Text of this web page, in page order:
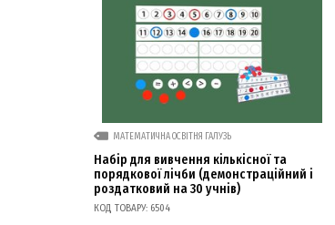
МАТЕМАТИЧНА ОСВІТНЯ ГАЛУЗЬ
Набір для вивчення кількісної та
порядкової лічби (демонстраційний і
роздатковий на 30 учнів)
КОД ТОВАРУ: 6504